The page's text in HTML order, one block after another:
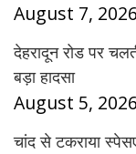
August 7, 2026
देहरादून रोड पर
बड़ा हादसा
August 5, 2026
चांद से टकराया